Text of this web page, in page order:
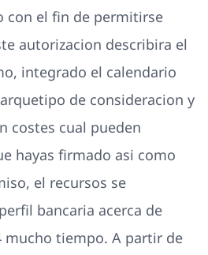
con el fin de permitirse
autorizacion describira el
integrado el calendario
de consideracion y
costes cual pueden
hayas firmado asi­ como
el recursos se
bancaria acerca de
mucho tiempo. A partir de